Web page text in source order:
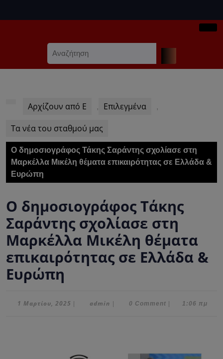
to
for:
Αρχίζουν από Ε , Επιλεγμένα ,
Τα νέα του σταθμού μας
Ο δημοσιογράφος Τάκης Σαράντης σχολίασε στη
Μαρκέλλα Μικέλη θέματα επικαιρότητας σε Ελλάδα &
Ευρώπη
Ο δημοσιογράφος Τάκης
Σαράντης σχολίασε στη
Μαρκέλλα Μικέλη θέματα
επικαιρότητας σε Ελλάδα &
Ευρώπη
1 Μαρτίου, 2025 1
admin admin0 Comment 1:06 πμ